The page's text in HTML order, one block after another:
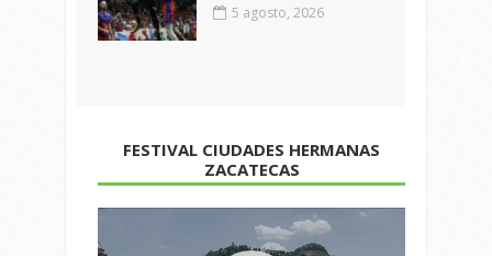
5 agosto, 2026
FESTIVAL CIUDADES HERMANAS
ZACATECAS
de